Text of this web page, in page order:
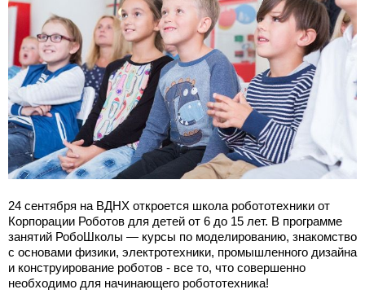
24 сентября на ВДНХ откроется школа робототехники от
Корпорации Роботов для детей от 6 до 15 лет. В программе
занятий РобоШколы — курсы по моделированию, знакомство
с основами физики, электротехники, промышленного дизайна
и конструирование роботов - все то, что совершенно
необходимо для начинающего робототехника!